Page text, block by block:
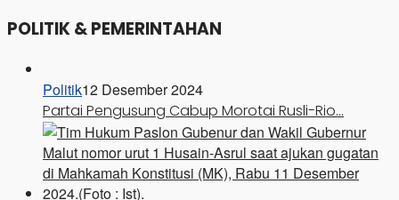
POLITIK & PEMERINTAHAN
Politik12 Desember 2024
Partai Pengusung Cabup Morotai Rusli-Rio…